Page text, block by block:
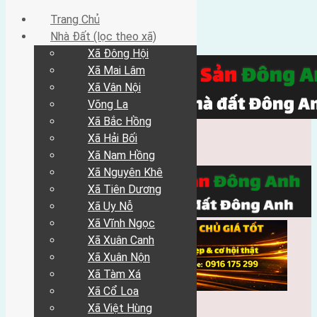
Trang Chủ
Trang Chủ
Nhà Đất (lọc theo xã)
Xã Đông Hội
Xã Mai Lâm
Xã Vân Nội
Võng La
Xã Bắc Hồng
Xã Hải Bối
Xã Nam Hồng
Xã Nguyên Khê
Xã Tiên Dương
Xã Uy Nỗ
Xã Vĩnh Ngọc
Xã Xuân Canh
Xã Xuân Nộn
Xã Tàm Xá
Xã Cổ Loa
Xã Việt Hùng